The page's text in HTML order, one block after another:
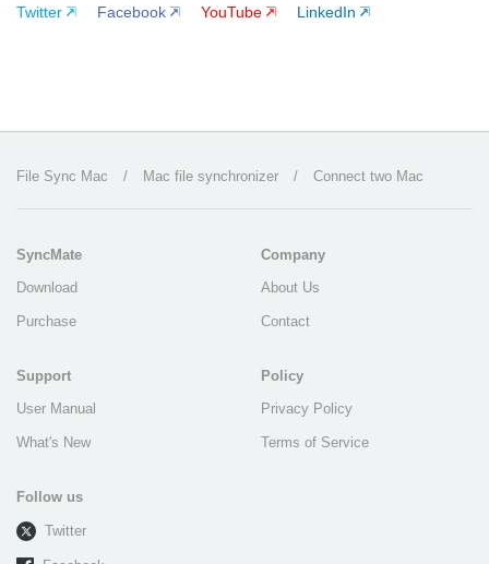
Twitter Facebook YouTube LinkedIn
File Sync Mac / Mac file synchronizer / Connect two Mac
SyncMate
Download
Purchase
Company
About Us
Contact
Support
User Manual
What's New
Policy
Privacy Policy
Terms of Service
Follow us
Twitter